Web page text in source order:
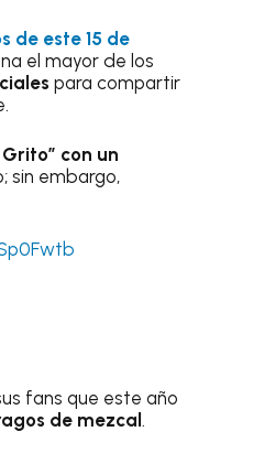
de este 15 de
el mayor de los
para compartir
Grito” con un
sin embargo,
fans que este año
de mezcal .